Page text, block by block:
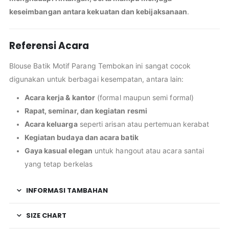
keseimbangan antara kekuatan dan kebijaksanaan.
Referensi Acara
Blouse Batik Motif Parang Tembokan ini sangat cocok
digunakan untuk berbagai kesempatan, antara lain:
Acara kerja & kantor (formal maupun semi formal)
Rapat, seminar, dan kegiatan resmi
Acara keluargaseperti arisan atau pertemuan kerabat
Kegiatan budaya dan acara batik
Gaya kasual elegan untuk hangout atau acara santai
yang tetap berkelas
INFORMASI TAMBAHAN
SIZE CHART